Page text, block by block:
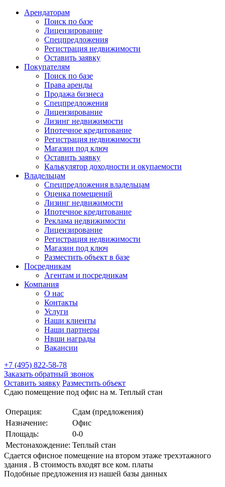
Арендаторам
Поиск по базе
Лицензирование
Спецпредложения
Регистрация недвижимости
Оставить заявку
Покупателям
Поиск по базе
Права аренды
Продажа бизнеса
Спецпредложения
Лицензирование
Лизинг недвижимости
Ипотечное кредитование
Регистрация недвижимости
Магазин под ключ
Оставить заявку
Калькулятор доходности и окупаемости
Владельцам
Спецпредложения владельцам
Оценка помещений
Лизинг недвижимости
Ипотечное кредитование
Реклама недвижимости
Лицензирование
Регистрация недвижимости
Магазин под ключ
Разместить объект в базе
Посредникам
Агентам и посредникам
Компания
О нас
Контакты
Услуги
Наши клиенты
Наши партнеры
Нвши награды
Вакансии
+7 (495) 822-58-78
Заказать обратный звонок
Оставить заявку Разместить объект
Сдаю помещение под офис на м. Теплый стан
Операция:
Сдам (предложения)
Назначение:
Офис
Площадь:
0-0
Местонахождение: Теплый стан
Сдается офисное помещение на втором этаже трехэтажного
здания . В стоимость входят все ком. платы
Подобные предложения из нашей базы данных